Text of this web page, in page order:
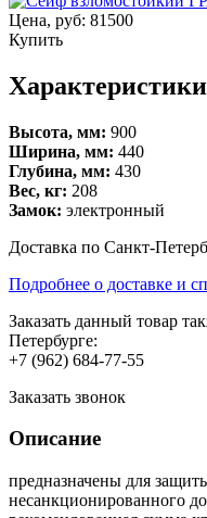
Цена, руб: 81500
Купить
Характеристики
Высота, мм: 900
Ширина, мм: 440
Глубина, мм: 430
Вес, кг: 208
Замок: электронный
Доставка по Санкт-
Подробнее о доставке и
Заказать данный товар
Петербурге:
+7 (962) 684-77-55
Заказать звонок
Описание
предназначены для
несанкционированного